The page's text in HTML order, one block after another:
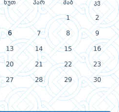
ხუთ პარ შაბ კვ
1 2
6 7 8 9
13 14 15 16
20 21 22 23
27 28 29 30